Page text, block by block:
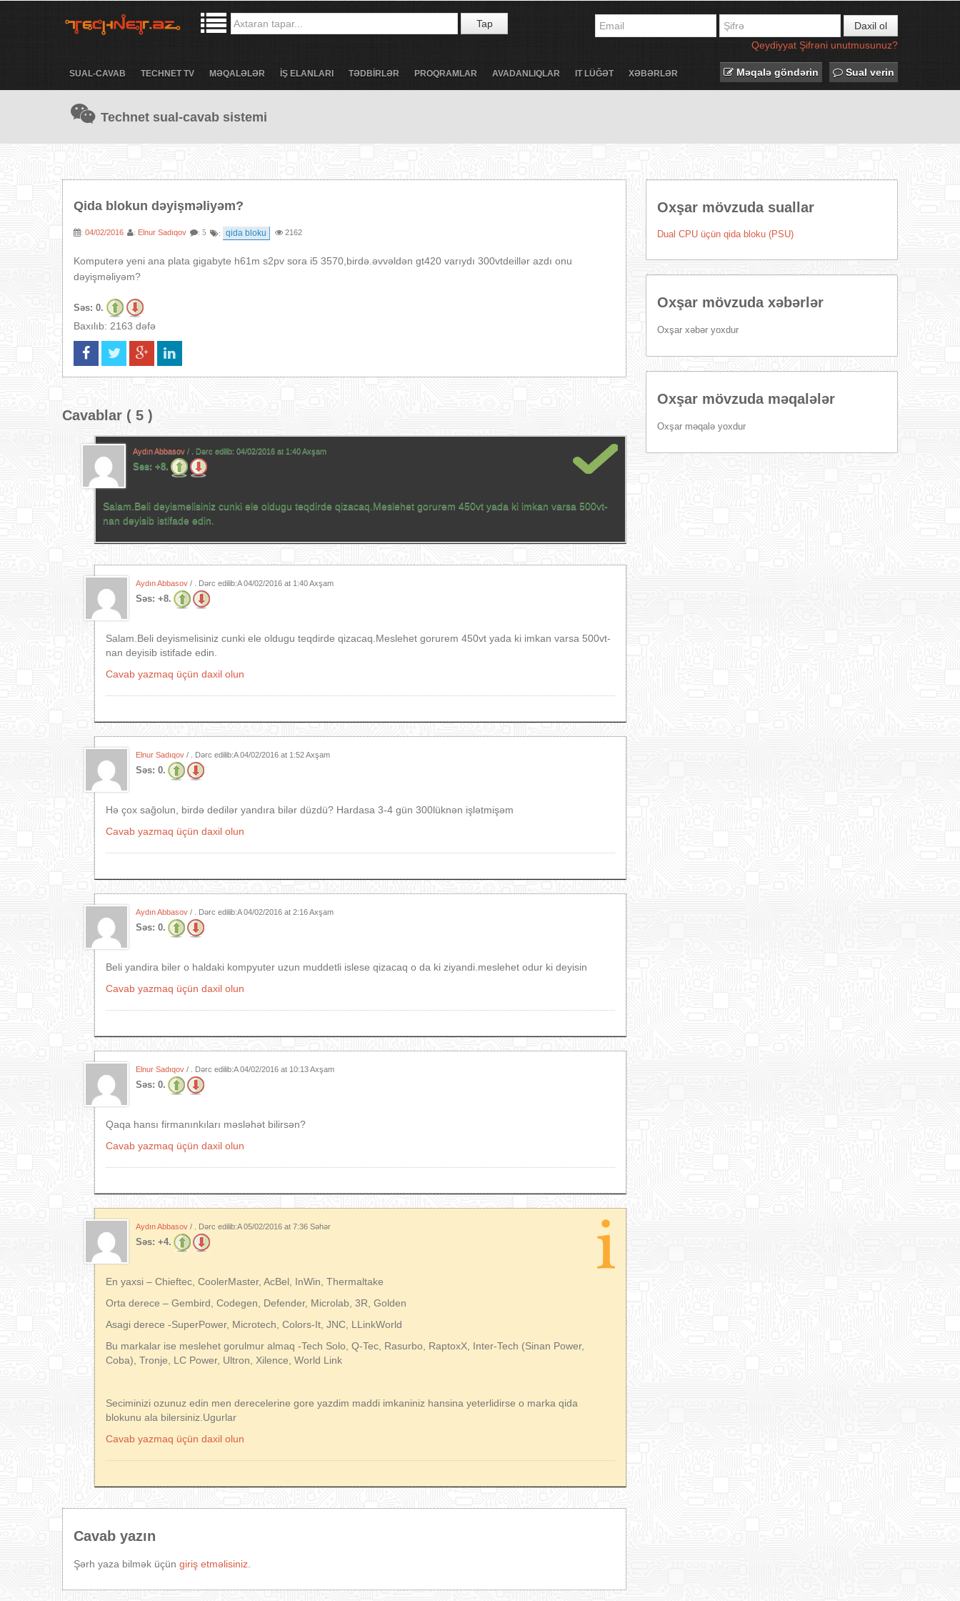
Tap
Daxil ol
Qeydiyyat Şifrəni unutmusunuz?
SUAL-CAVAB TECHNET TV MƏQALƏLƏR İŞ ELANLARI TƏDBİRLƏR PROQRAMLAR AVADANLIQLAR IT LÜĞƏT XƏBƏRLƏR Məqalə göndərin Sual verin
Technet sual-cavab sistemi
Qida blokun dəyişməliyəm?
: 04/02/2016 : Elnur Sadıqov : 5 : qida bloku 2162
Komputerə yeni ana plata gigabyte h61m s2pv sora i5 3570,birdə.əvvəldən gt420 varıydı 300vtdeillər azdı onu
dəyişməliyəm?
Səs: 0.
Baxılıb: 2163 dəfə
Cavablar ( 5 )
Aydın Abbasov / . Dərc edilib: 04/02/2016 at 1:40 Axşam
Səs: +8.
Salam.Beli deyismelisiniz cunki ele oldugu teqdirde qizacaq.Meslehet gorurem 450vt yada ki imkan varsa 500vt-
nan deyisib istifade edin.
Aydın Abbasov / . Dərc edilib:A04/02/2016 at 1:40 Axşam
Səs: +8.
Salam.Beli deyismelisiniz cunki ele oldugu teqdirde qizacaq.Meslehet gorurem 450vt yada ki imkan varsa 500vt-
nan deyisib istifade edin.
Cavab yazmaq üçün daxil olun
Elnur Sadıqov / . Dərc edilib:A04/02/2016 at 1:52 Axşam
Səs: 0.
Hə çox sağolun, birdə dedilər yandıra bilər düzdü? Hardasa 3-4 gün 300lüknən işlətmişəm
Cavab yazmaq üçün daxil olun
Aydın Abbasov / . Dərc edilib:A04/02/2016 at 2:16 Axşam
Səs: 0.
Beli yandira biler o haldaki kompyuter uzun muddetli islese qizacaq o da ki ziyandi.meslehet odur ki deyisin
Cavab yazmaq üçün daxil olun
Elnur Sadıqov / . Dərc edilib:A04/02/2016 at 10:13 Axşam
Səs: 0.
Qaqa hansı firmanınkıları məsləhət bilirsən?
Cavab yazmaq üçün daxil olun
Aydın Abbasov / . Dərc edilib:A05/02/2016 at 7:36 Səhər
Səs: +4.
En yaxsi – Chieftec, CoolerMaster, AcBel, InWin, Thermaltake
Orta derece – Gembird, Codegen, Defender, Microlab, 3R, Golden
Asagi derece -SuperPower, Microtech, Colors-It, JNC, LLinkWorld
Bu markalar ise meslehet gorulmur almaq -Tech Solo, Q-Tec, Rasurbo, RaptoxX, Inter-Tech (Sinan Power,
Coba), Tronje, LC Power, Ultron, Xilence, World Link
Seciminizi ozunuz edin men derecelerine gore yazdim maddi imkaniniz hansina yeterlidirse o marka qida
blokunu ala bilersiniz.Ugurlar
Cavab yazmaq üçün daxil olun
Cavab yazın
Şərh yaza bilmək üçün giriş etməlisiniz
Oxşar mövzuda suallar
Dual CPU üçün qida bloku (PSU)
Oxşar mövzuda xəbərlər
Oxşar xəbər yoxdur
Oxşar mövzuda məqalələr
Oxşar məqalə yoxdur